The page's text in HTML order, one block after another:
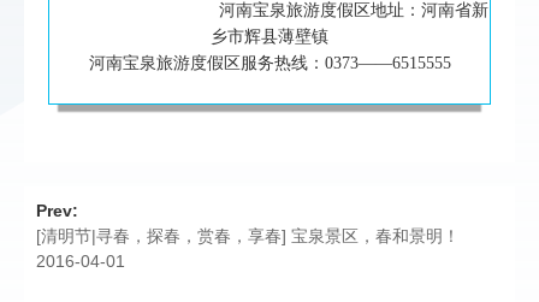
河南宝泉旅游度假区地址：河南省新
乡市辉县薄壁镇
河南宝泉旅游度假区服务热线：0373——6515555
Prev:
[清明节|寻春，探春，赏春，享春] 宝泉景区，春和景明！
2016-04-01